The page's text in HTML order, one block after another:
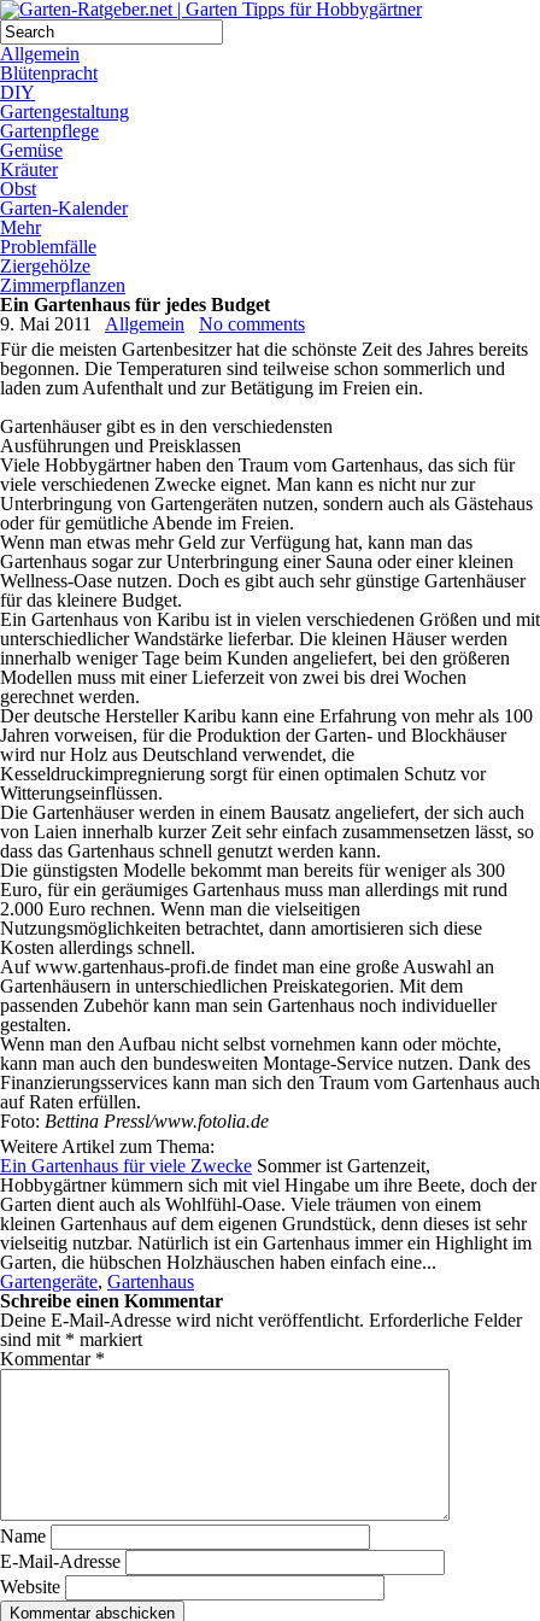
Allgemein
Blütenpracht
DIY
Gartengestaltung
Gartenpflege
Gemüse
Kräuter
Obst
Garten-Kalender
Mehr
Problemfälle
Ziergehölze
Zimmerpflanzen
Ein Gartenhaus für jedes Budget
9. Mai 2011
Allgemein
No comments
Für die meisten Gartenbesitzer hat die schönste Zeit des Jahres bereits
begonnen. Die Temperaturen sind teilweise schon sommerlich und
laden zum Aufenthalt und zur Betätigung im Freien ein.
Gartenhäuser gibt es in den verschiedensten
Ausführungen und Preisklassen
Viele Hobbygärtner haben den Traum vom Gartenhaus, das sich für
viele verschiedenen Zwecke eignet. Man kann es nicht nur zur
Unterbringung von Gartengeräten nutzen, sondern auch als Gästehaus
oder für gemütliche Abende im Freien.
Wenn man etwas mehr Geld zur Verfügung hat, kann man das
Gartenhaus sogar zur Unterbringung einer Sauna oder einer kleinen
Wellness-Oase nutzen. Doch es gibt auch sehr günstige Gartenhäuser
für das kleinere Budget.
Ein Gartenhaus von Karibu ist in vielen verschiedenen Größen und mit
unterschiedlicher Wandstärke lieferbar. Die kleinen Häuser werden
innerhalb weniger Tage beim Kunden angeliefert, bei den größeren
Modellen muss mit einer Lieferzeit von zwei bis drei Wochen
gerechnet werden.
Der deutsche Hersteller Karibu kann eine Erfahrung von mehr als 100
Jahren vorweisen, für die Produktion der Garten- und Blockhäuser
wird nur Holz aus Deutschland verwendet, die
Kesseldruckimpregnierung sorgt für einen optimalen Schutz vor
Witterungseinflüssen.
Die Gartenhäuser werden in einem Bausatz angeliefert, der sich auch
von Laien innerhalb kurzer Zeit sehr einfach zusammensetzen lässt, so
dass das Gartenhaus schnell genutzt werden kann.
Die günstigsten Modelle bekommt man bereits für weniger als 300
Euro, für ein geräumiges Gartenhaus muss man allerdings mit rund
2.000 Euro rechnen. Wenn man die vielseitigen
Nutzungsmöglichkeiten betrachtet, dann amortisieren sich diese
Kosten allerdings schnell.
Auf www.gartenhaus-profi.de findet man eine große Auswahl an
Gartenhäusern in unterschiedlichen Preiskategorien. Mit dem
passenden Zubehör kann man sein Gartenhaus noch individueller
gestalten.
Wenn man den Aufbau nicht selbst vornehmen kann oder möchte,
kann man auch den bundesweiten Montage-Service nutzen. Dank des
Finanzierungsservices kann man sich den Traum vom Gartenhaus auch
auf Raten erfüllen.
Foto: Bettina Pressl/www.fotolia.de
Weitere Artikel zum Thema:
Ein Gartenhaus für viele Zwecke Sommer ist Gartenzeit,
Hobbygärtner kümmern sich mit viel Hingabe um ihre Beete, doch der
Garten dient auch als Wohlfühl-Oase. Viele träumen von einem
kleinen Gartenhaus auf dem eigenen Grundstück, denn dieses ist sehr
vielseitig nutzbar. Natürlich ist ein Gartenhaus immer ein Highlight im
Garten, die hübschen Holzhäuschen haben einfach eine...
Gartengeräte, Gartenhaus
Schreibe einen Kommentar
Deine E-Mail-Adresse wird nicht veröffentlicht. Erforderliche Felder
sind mit * markiert
Kommentar *
Name
E-Mail-Adresse
Website